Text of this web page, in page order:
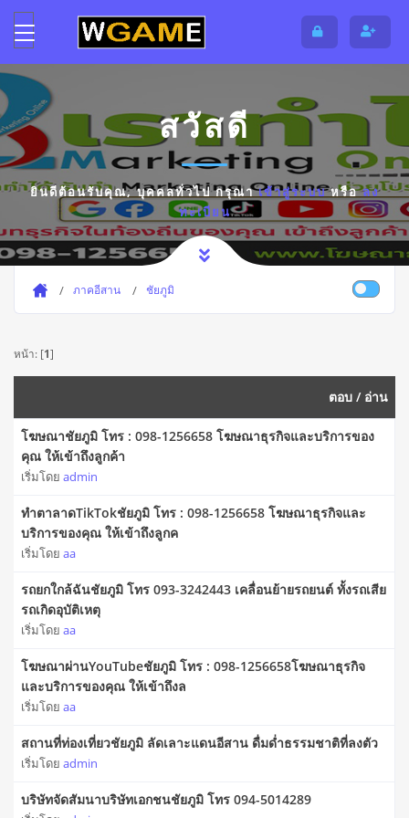
สวัสดี
ยินดีต้อนรับคุณ,บุคคลทั่วไปกรุณาเข้าสู่ระบบหรือลง
ทะเบียน
ภาคอีสาน ชัยภูมิ
หน้า: [1]
ตอบ / อ่าน
โฆษณาชัยภูมิ โทร : 098-1256658 โฆษณาธุรกิจและบริการของ
คุณ ให้เข้าถึงลูกค้า
เริ่มโดย admin
ทำตาลาดTikTokชัยภูมิ โทร : 098-1256658 โฆษณาธุรกิจและ
บริการของคุณ ให้เข้าถึงลูกค
เริ่มโดย aa
รถยกใกล้ฉันชัยภูมิ โทร 093-3242443 เคลื่อนย้ายรถยนต์ ทั้งรถเสีย
รถเกิดอุบัติเหตุ
เริ่มโดย aa
โฆษณาผ่านYouTubeชัยภูมิ โทร : 098-1256658โฆษณาธุรกิจ
และบริการของคุณ ให้เข้าถึงล
เริ่มโดย aa
สถานที่ท่องเที่ยวชัยภูมิ ลัดเลาะแดนอีสาน ดื่มด่ำธรรมชาติที่ลงตัว
เริ่มโดย admin
บริษัทจัดสัมนาบริษัทเอกชนชัยภูมิ โทร 094-5014289